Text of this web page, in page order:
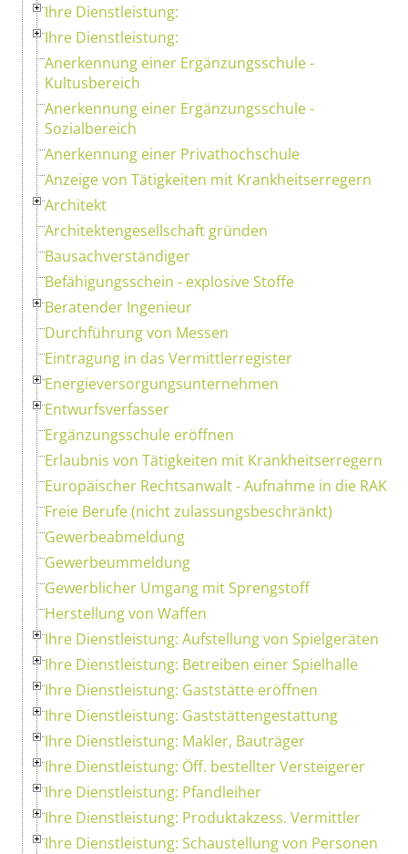
Ihre Dienstleistung:
Ihre Dienstleistung:
Anerkennung einer Ergänzungsschule -
Kultusbereich
Anerkennung einer Ergänzungsschule -
Sozialbereich
Anerkennung einer Privathochschule
Anzeige von Tätigkeiten mit Krankheitserregern
Architekt
Architektengesellschaft gründen
Bausachverständiger
Befähigungsschein - explosive Stoffe
Beratender Ingenieur
Durchführung von Messen
Eintragung in das Vermittlerregister
Energieversorgungsunternehmen
Entwurfsverfasser
Ergänzungsschule eröffnen
Erlaubnis von Tätigkeiten mit Krankheitserregern
Europäischer Rechtsanwalt - Aufnahme in die RAK
Freie Berufe (nicht zulassungsbeschränkt)
Gewerbeabmeldung
Gewerbeummeldung
Gewerblicher Umgang mit Sprengstoff
Herstellung von Waffen
Ihre Dienstleistung: Aufstellung von Spielgeräten
Ihre Dienstleistung: Betreiben einer Spielhalle
Ihre Dienstleistung: Gaststätte eröffnen
Ihre Dienstleistung: Gaststättengestattung
Ihre Dienstleistung: Makler, Bauträger
Ihre Dienstleistung: Öff. bestellter Versteigerer
Ihre Dienstleistung: Pfandleiher
Ihre Dienstleistung: Produktakzess. Vermittler
Ihre Dienstleistung: Schaustellung von Personen